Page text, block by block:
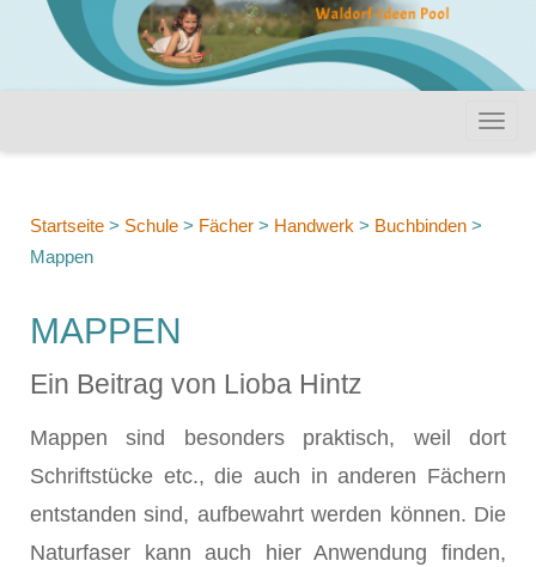
Startseite > Schule > Fächer > Handwerk > Buchbinden >
Mappen
MAPPEN
Ein Beitrag von Lioba Hintz
Mappen sind besonders praktisch, weil dort
Schriftstücke etc., die auch in anderen Fächern
entstanden sind, aufbewahrt werden können. Die
Naturfaser kann auch hier Anwendung finden,